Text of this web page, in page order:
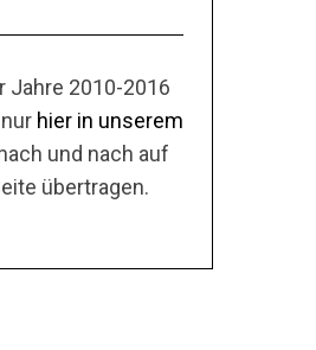
Jahre 2010-2016
hier in unserem
und nach auf
übertragen.